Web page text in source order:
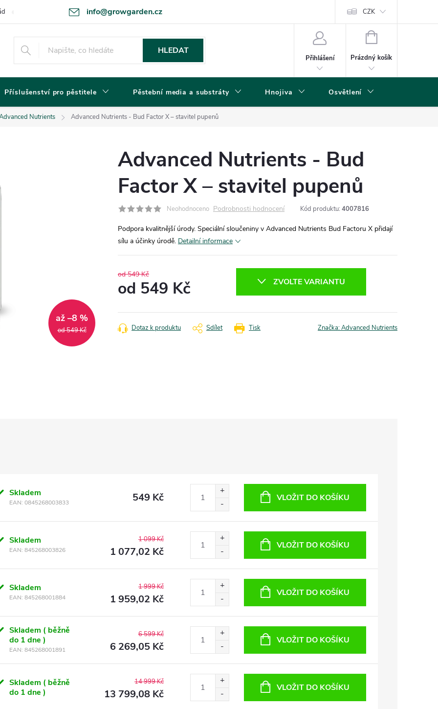
info@growgarden.cz
Odstoupení od smlouvy Zásady ochrany osobních údajů a cookies CZK
HLEDAT
Přihlášení
NÁKUPNÍ
Prázdný košík
Příslušenství pro pěstitele Pěstební media a substráty Hnojiva Osvětlení
Nutrients Advanced Nutrients - Bud Factor X – stavitel pupenů
od 549 Kč
až –8 %
Advanced Nutrients - Bud
Factor X – stavitel pupenů
Neohodnoceno Podrobnosti hodnocení Kód produktu: 4007816
Podpora kvalitnější úrody. Speciální sloučeniny v Advanced Nutrients Bud Factoru X přidají
sílu a účinky úrodě. Detailní informace
od 549 Kč
od 549 Kč
cena:
ZVOLTE VARIANTU
Tisk
Dotaz k produktu Sdílet Značka:Advanced Nutrients
Skladem
EAN: 0845268003833 549 Kč VLOŽIT DO KOŠÍKU
Skladem
EAN: 845268003826
1 099 Kč
1 077,02 Kč VLOŽIT DO KOŠÍKU
Skladem
EAN: 845268001884
1 999 Kč
1 959,02 Kč VLOŽIT DO KOŠÍKU
Skladem ( běžně
do 1 dne )
EAN: 845268001891
6 599 Kč
6 269,05 Kč VLOŽIT DO KOŠÍKU
Skladem ( běžně
do 1 dne )
14 999 Kč
13 799,08 Kč VLOŽIT DO KOŠÍKU